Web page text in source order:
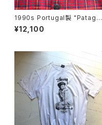
1990s Portugal製 "Patagon
ia" kid's heavy flannel shir
t
¥12,100